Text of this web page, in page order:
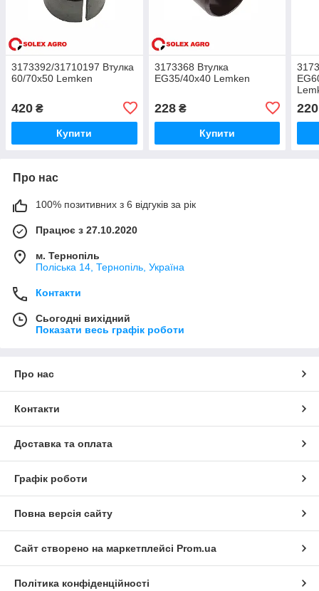
3173392/31710197 Втулка
60/70x50 Lemken
420 ₴
Купити
3173368 Втулка
EG35/40x40 Lemken
228₴
Купити
220
Про нас
100% позитивних з 6 відгуків за рік
Працює з 27.10.2020
м. Тернопіль
Поліська 14, Тернопіль, Україна
Контакти
Сьогодні вихідний
Показати весь графік роботи
Про нас
Контакти
Доставка та оплата
Графік роботи
Повна версія сайту
Сайт створено на маркетплейсі Prom.ua
Політика конфіденційності